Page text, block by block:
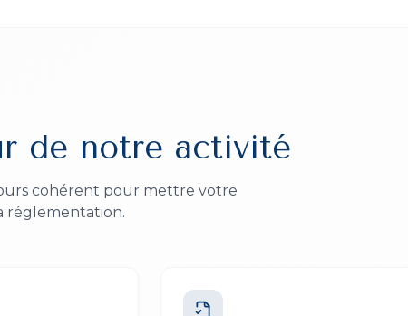
de notre activité
cohérent pour mettre votre
réglementation.